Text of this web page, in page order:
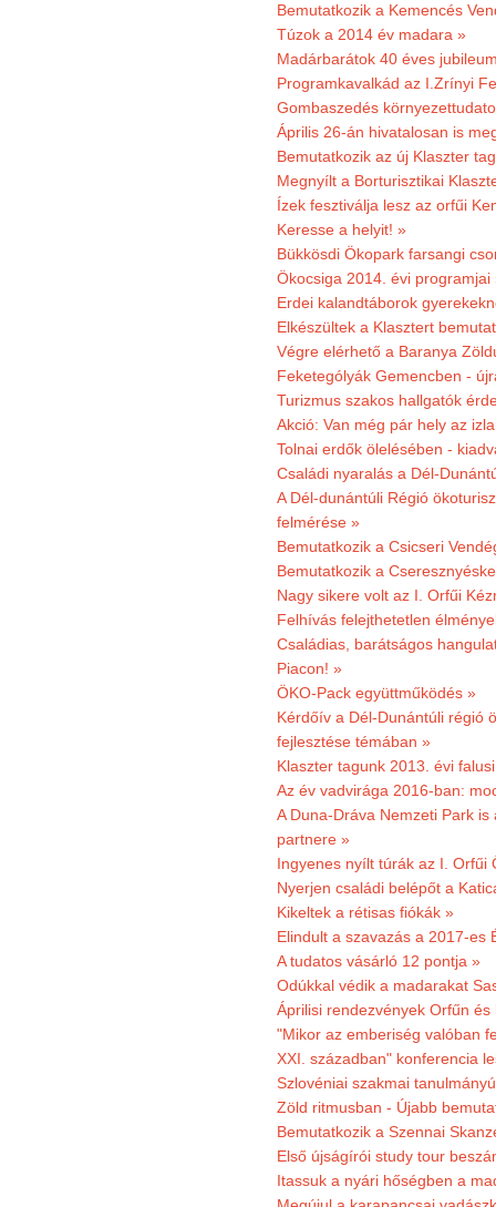
Bemutatkozik a Kemencés
Túzok a 2014 év madara »
Madárbarátok 40 éves
Programkavalkád az I.Zrínyi
Gombaszedés
Április 26-án hivatalosan is
Bemutatkozik az új Klaszter
Megnyílt a Borturisztikai
Ízek fesztiválja lesz az orfűi
Keresse a helyit! »
Bükkösdi Ökopark farsangi
Ökocsiga 2014. évi programjai
Erdei kalandtáborok
Elkészültek a Klasztert
Végre elérhető a Baranya
Feketególyák Gemencben -
Turizmus szakos hallgatók
Akció: Van még pár hely az
Tolnai erdők ölelésében -
Családi nyaralás a Dél-
A Dél-dunántúli Régió
felmérése »
Bemutatkozik a Csicseri
Bemutatkozik a
Nagy sikere volt az I. Orfűi
Felhívás felejthetetlen
Családias, barátságos
Piacon! »
ÖKO-Pack együttműködés »
Kérdőív a Dél-Dunántúli régió
fejlesztése témában »
Klaszter tagunk 2013. évi
Az év vadvirága 2016-ban:
A Duna-Dráva Nemzeti Park
partnere »
Ingyenes nyílt túrák az I. Orfűi
Nyerjen családi belépőt a
Kikeltek a rétisas fiókák »
Elindult a szavazás a 2017-es
A tudatos vásárló 12 pontja »
Odúkkal védik a madarakat
Áprilisi rendezvények Orfűn és
"Mikor az emberiség valóban
XXI. században" konferencia
Szlovéniai szakmai
Zöld ritmusban - Újabb
Bemutatkozik a Szennai
Első újságírói study tour
Itassuk a nyári hőségben a